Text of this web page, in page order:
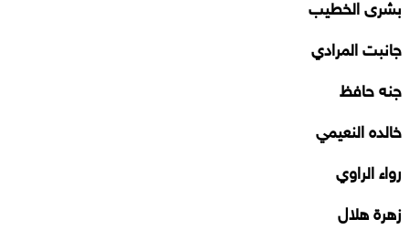
بشرى الخطيب
جانبت المرادي
جنه حافظ
خالده النعيمي
رواء الراوي
زهرة هلال